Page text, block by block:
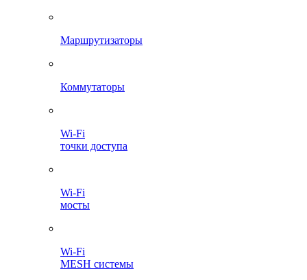
Маршрутизаторы
Коммутаторы
Wi-Fi
точки доступа
Wi-Fi
мосты
Wi-Fi
MESH системы